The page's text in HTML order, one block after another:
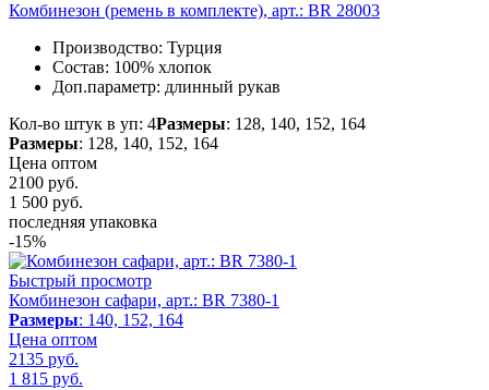
Комбинезон (ремень в комплекте), арт.: BR 28003
Производство: Турция
Состав: 100% хлопок
Доп.параметр: длинный рукав
Кол-во штук в уп: 4Размеры: 128, 140, 152, 164
Размеры: 128, 140, 152, 164
Цена оптом
2100 руб.
1 500 руб.
последняя упаковка
-15%
Быстрый просмотр
Комбинезон сафари, арт.: BR 7380-1
Размеры: 140, 152, 164
Цена оптом
2135 руб.
1 815 руб.